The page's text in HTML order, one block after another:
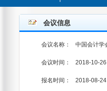
会议信息
会议名称：
中国会计学
会议时间：
2018-10-
报名时间： 2018-08-